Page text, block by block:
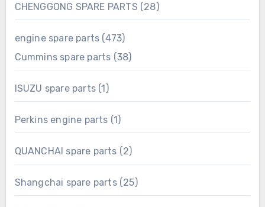
CHENGGONG SPARE PARTS
2828
products
engine spare parts 473473
products
Cummins spare parts 3838
products
ISUZU spare parts 1 1
product
Perkins engine parts 1 1
product
QUANCHAI spare parts
22
products
Shangchai spare parts 2525
products